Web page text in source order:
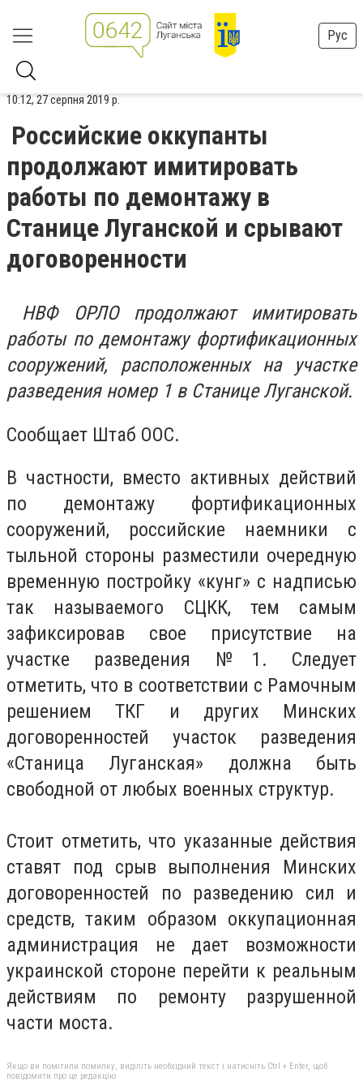
Рус
10:12, 27 серпня 2019 р.
Российские оккупанты
продолжают имитировать
работы по демонтажу в
Станице Луганской и срывают
договоренности
НВФ ОРЛО продолжают имитировать
работы по демонтажу фортификационных
сооружений, расположенных на участке
разведения номер 1 в Станице Луганской.
Сообщает Штаб ООС.
В частности, вместо активных действий
по демонтажу фортификационных
сооружений, российские наемники с
тыльной стороны разместили очередную
временную постройку «кунг» с надписью
так называемого СЦКК, тем самым
зафиксировав свое присутствие на
участке разведения №1. Следует
отметить, что в соответствии с Рамочным
решением ТКГ и других Минских
договоренностей участок разведения
«Станица Луганская» должна быть
свободной от любых военных структур.
Стоит отметить, что указанные действия
ставят под срыв выполнения Минских
договоренностей по разведению сил и
средств, таким образом оккупационная
администрация не дает возможности
украинской стороне перейти к реальным
действиям по ремонту разрушенной
части моста.
Якщо ви помітили помилку, виділіть необхідний текст і натисніть Ctrl + Enter, щоб
повідомити про це редакцію